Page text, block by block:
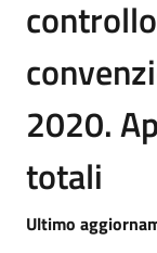
2020.
totali
Ultimo